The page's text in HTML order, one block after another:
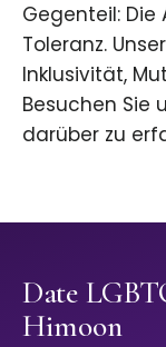
Gegenteil:
Toleranz.
Inklusivität,
Besuchen Sie
darüber zu
Date
Himoon